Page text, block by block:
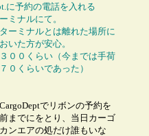
に予約の電話を入れる
ミナルにて。
ーミナルとは離れた場所に
いた方が安心。
００くらい（今までは手荷
０くらいであった）
でリボンの予約を
までにをとり、当日カーゴ
ンエアの処だけ誰もいな